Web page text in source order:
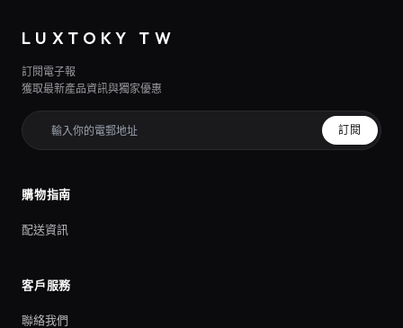
LUXTOKY TW
訂閱電子報
獲取最新產品資訊與獨家優惠
訂閱
購物指南
配送資訊
客戶服務
聯絡我們